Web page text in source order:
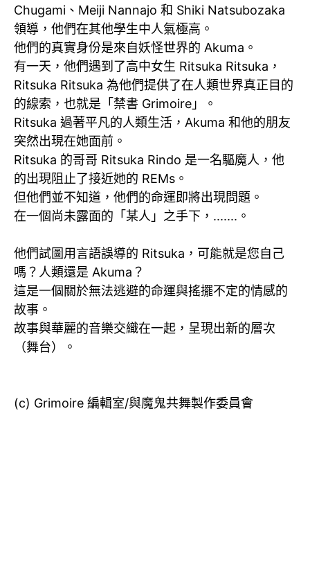
Chugami、Meiji Nannajo 和 Shiki Natsubozaka
領導，他們在其他學生中人氣極高。
他們的真實身份是來自妖怪世界的 Akuma。
有一天，他們遇到了高中女生 Ritsuka Ritsuka，
Ritsuka Ritsuka 為他們提供了在人類世界真正目的
的線索，也就是「禁書 Grimoire」。
Ritsuka 過著平凡的人類生活，Akuma 和他的朋友
突然出現在她面前。
Ritsuka 的哥哥 Ritsuka Rindo 是一名驅魔人，他
的出現阻止了接近她的 REMs。
但他們並不知道，他們的命運即將出現問題。
在一個尚未露面的「某人」之手下，.......。
他們試圖用言語誤導的 Ritsuka，可能就是您自己
嗎？人類還是 Akuma？
這是一個關於無法逃避的命運與搖擺不定的情感的
故事。
故事與華麗的音樂交織在一起，呈現出新的層次
（舞台）。
(c) Grimoire 編輯室/與魔鬼共舞製作委員會